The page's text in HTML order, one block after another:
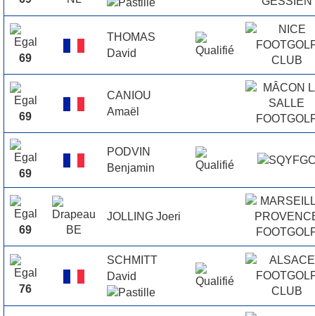
69
THOMAS
David
69
CANIOU
Amaël
69
PODVIN
Benjamin
69
JOLLING Joeri
76
SCHMITT
David